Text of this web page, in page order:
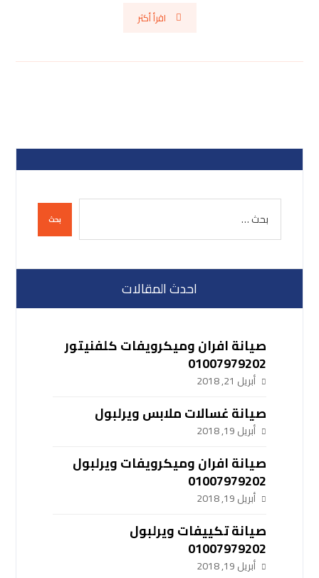
اقرأ أكثر
احدث المقالات
صيانة افران وميكرويفات كلفنيتور
01007979202
أبريل 21, 2018
صيانة غسالات ملابس ويرلبول
أبريل 19, 2018
صيانة افران وميكرويفات ويرلبول
01007979202
أبريل 19, 2018
صيانة تكييفات ويرلبول
01007979202
أبريل 19, 2018